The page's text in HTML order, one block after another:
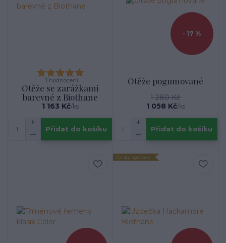
1 hodnocení
Otěže se zarážkami
barevné z Biothane
1 163 Kč/ks
Přidat do košíku
- 17 %
Otěže pogumované
1 280 Kč
1 058 Kč/ks
Přidat do košíku
Český výrobek